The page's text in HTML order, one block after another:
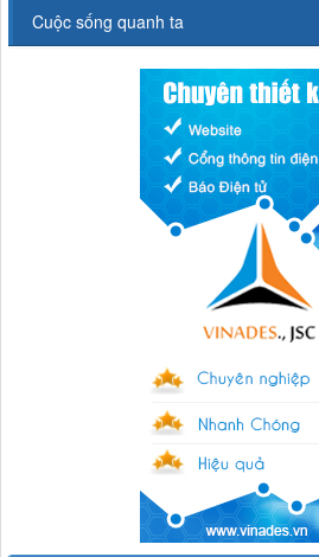
Cuộc sống quanh ta